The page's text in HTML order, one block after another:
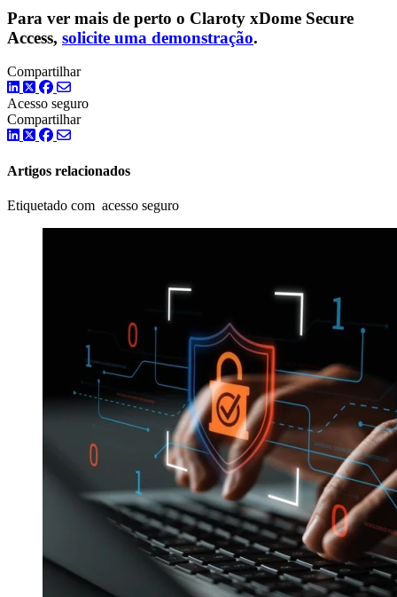
Para ver mais de perto o Claroty xDome Secure
Access, solicite uma demonstração.
Compartilhar
LinkedIn
TwitterFacebook
Acesso seguro
Compartilhar
LinkedIn
TwitterFacebook
Artigos relacionados
Etiquetado com acesso seguro